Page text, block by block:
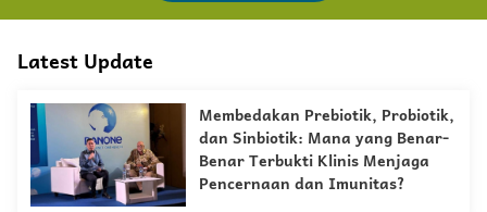
Latest Update
Membedakan Prebiotik, Probiotik,
dan Sinbiotik: Mana yang Benar-
Benar Terbukti Klinis Menjaga
Pencernaan dan Imunitas?